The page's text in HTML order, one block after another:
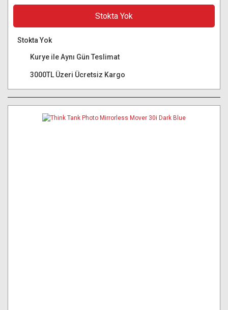
Stokta Yok
Stokta Yok
Kurye ile Aynı Gün Teslimat
3000TL Üzeri Ücretsiz Kargo